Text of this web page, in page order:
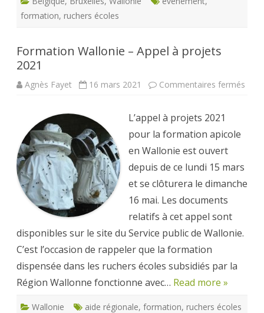
formation, ruchers écoles
Formation Wallonie – Appel à projets
2021
Agnès Fayet 16 mars 2021 Commentaires fermés
L’appel à projets 2021
pour la formation apicole
en Wallonie est ouvert
depuis de ce lundi 15 mars
et se clôturera le dimanche
16 mai. Les documents
relatifs à cet appel sont
disponibles sur le site du Service public de Wallonie.
C’est l’occasion de rappeler que la formation
dispensée dans les ruchers écoles subsidiés par la
Région Wallonne fonctionne avec… Read more »
Wallonie aide régionale, formation, ruchers écoles